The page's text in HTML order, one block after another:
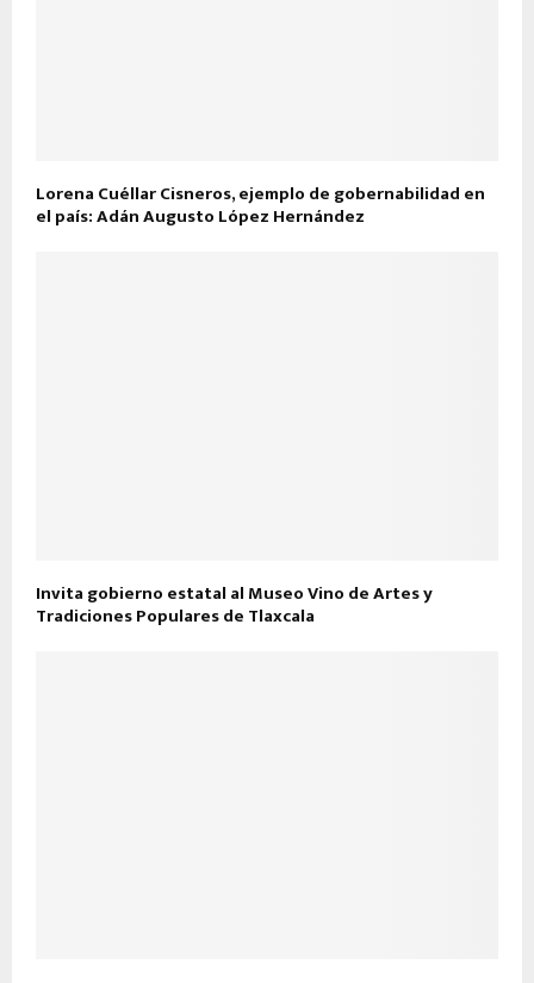
Lorena Cuéllar Cisneros, ejemplo de gobernabilidad en
el país: Adán Augusto López Hernández
Invita gobierno estatal al Museo Vino de Artes y
Tradiciones Populares de Tlaxcala